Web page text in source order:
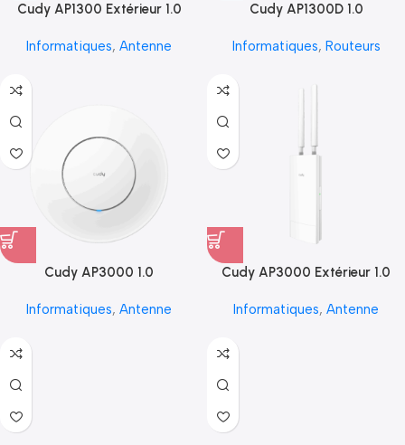
Cudy AP1300 Extérieur 1.0
Informatiques, Antenne
Cudy AP1300D 1.0
Informatiques, Routeurs
Cudy AP3000 1.0
Informatiques, Antenne
Cudy AP3000 Extérieur 1.0
Informatiques, Antenne